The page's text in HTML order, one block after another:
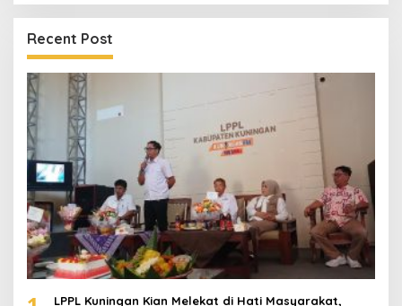
Recent Post
LPPL Kuningan Kian Melekat di Hati Masyarakat,